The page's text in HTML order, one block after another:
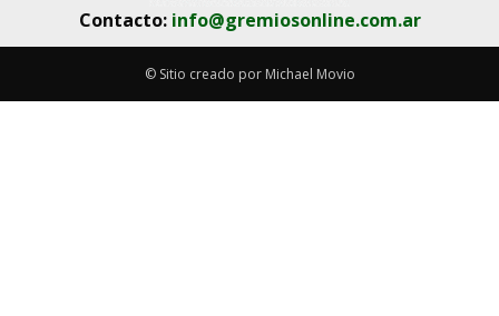
Contacto: info@gremiosonline.com.ar
© Sitio creado por Michael Movio